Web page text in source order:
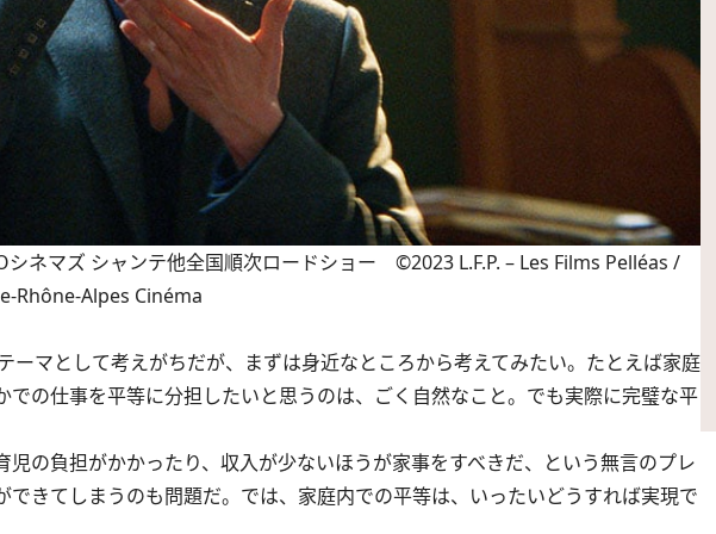
シネマズ シャンテ他全国順次ロードショー ©2023 L.F.P. – Les Films Pelléas /
Cinéma
ーマとして考えがちだが、まずは身近なところから考えてみたい。たとえば家庭
の仕事を平等に分担したいと思うのは、ごく自然なこと。でも実際に完璧な平
の負担がかかったり、収入が少ないほうが家事をすべきだ、という無言のプレ
きてしまうのも問題だ。では、家庭内での平等は、いったいどうすれば実現で